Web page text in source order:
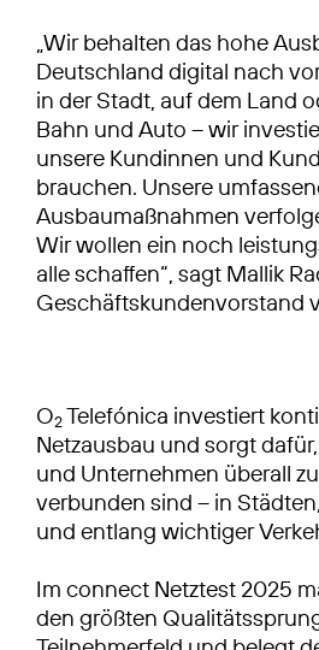
„Wir behalten das hohe
Deutschland digital nach
in der Stadt, auf dem Land
Bahn und Auto – wir
unsere Kundinnen und
brauchen. Unsere
Ausbaumaßnahmen
Wir wollen ein noch
alle schaffen“, sagt Mallik
Geschäftskundenvorstand
O2Telefónica investiert
Netzausbau und sorgt
und Unternehmen überall
verbunden sind – in
und entlang wichtiger
Im connect Netztest 2025
den größten